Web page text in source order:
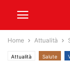
Home Attualità
Attualità Salute